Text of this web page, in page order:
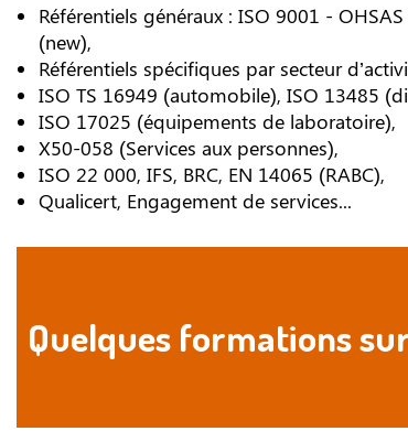
Référentiels généraux : ISO 9001 -
(new),
Référentiels spécifiques par secteur
ISO TS 16949 (automobile), ISO 13485
ISO 17025 (équipements de laboratoire),
X50-058 (Services aux personnes),
ISO 22 000, IFS, BRC, EN 14065 (RABC),
Qualicert, Engagement de services...
Quelques formations